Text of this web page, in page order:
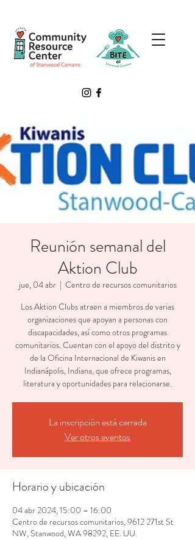
Reunión semanal del
Aktion Club
jue, 04 abr
  |
Centro de recursos comunitarios
Los Aktion Clubs atraen a miembros de varias
organizaciones que apoyan a personas con
discapacidades, así como otros programas
comunitarios. Cuentan con el apoyo del distrito y
de la Oficina Internacional de Kiwanis en
Indianápolis, Indiana, que ofrece programas,
literatura y oportunidades para relacionarse.
La inscripción está cerrada
Ver otros eventos
Horario y ubicación
04 abr 2024, 15:00 – 16:00
Centro de recursos comunitarios, 9612 271st St
NW, Stanwood, WA 98292, EE. UU.